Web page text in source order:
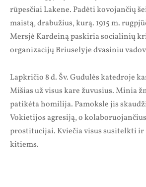
rūpesčiai Lakene. Padėti kovojančių
maistą, drabužius, kurą. 1915 m.
Mersjė Kardeiną paskiria socialinių
organizacijų Briuselyje dvasiniu
Lapkričio 8 d. Šv. Gudulės katedroje
Mišias už visus kare žuvusius. Minia
patikėta homilija. Pamoksle jis
Vokietijos agresiją, o
prostitucijai. Kviečia visus susitelkti ir
kitiems.